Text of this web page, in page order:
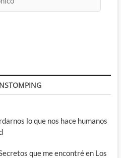
lo que nos hace humanos
que me encontré en Los